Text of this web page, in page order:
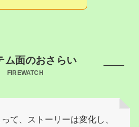
ム面のおさらい
FIREWATCH
って、ストーリーは変化し、